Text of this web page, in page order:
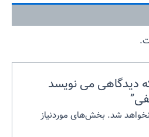
دیدگاهی می نویسد
شد. بخش‌های موردنیاز